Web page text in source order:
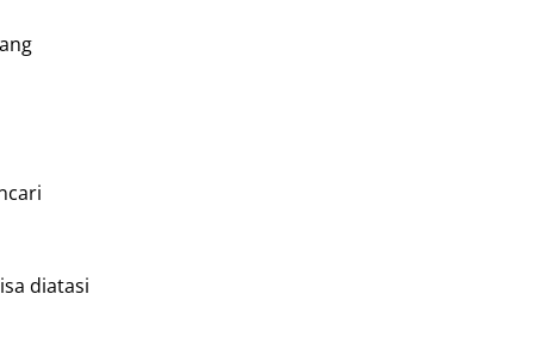
diatasi